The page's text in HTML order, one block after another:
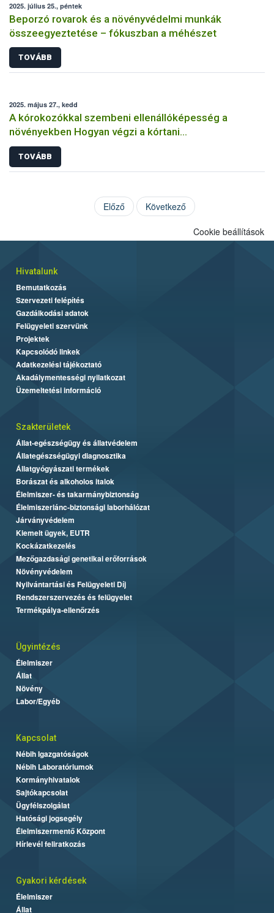
2025. július 25., péntek
Beporzó rovarok és a növényvédelmi munkák
összeegyeztetése – fókuszban a méhészet
TOVÁBB
2025. május 27., kedd
A kórokozókkal szembeni ellenállóképesség a
növényekben Hogyan végzi a kórtani
rezisztenciavizsgálatokat a Nébih?
TOVÁBB
Előző Következő
Cookie beállítások
Hivatalunk
Bemutatkozás
Szervezeti felépítés
Gazdálkodási adatok
Felügyeleti szervünk
Projektek
Kapcsolódó linkek
Adatkezelési tájékoztató
Akadálymentességi nyilatkozat
Üzemeltetési információ
Szakterületek
Állat-egészségügy és állatvédelem
Állategészségügyi diagnosztika
Állatgyógyászati termékek
Borászat és alkoholos italok
Élelmiszer- és takarmánybiztonság
Élelmiszerlánc-biztonsági laborhálózat
Járványvédelem
Kiemelt ügyek, EUTR
Kockázatkezelés
Mezőgazdasági genetikai erőforrások
Növényvédelem
Nyilvántartási és Felügyeleti Díj
Rendszerszervezés és felügyelet
Termékpálya-ellenőrzés
Ügyintézés
Élelmiszer
Állat
Növény
Labor/Egyéb
Kapcsolat
Nébih Igazgatóságok
Nébih Laboratóriumok
Kormányhivatalok
Sajtókapcsolat
Ügyfélszolgálat
Hatósági jogsegély
Élelmiszermentő Központ
Hírlevél feliratkozás
Gyakori kérdések
Élelmiszer
Állat